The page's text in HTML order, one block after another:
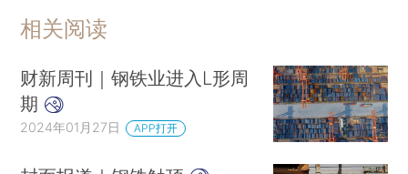
相关阅读
财新周刊｜钢铁业进入L形周
期
2024年01月27日 APP打开